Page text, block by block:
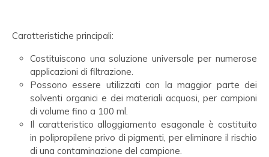
Caratteristiche principali:
Costituiscono una soluzione universale per numerose
applicazioni di filtrazione.
Possono essere utilizzati con la maggior parte dei
solventi organici e dei materiali acquosi, per campioni
di volume fino a 100 ml.
Il caratteristico alloggiamento esagonale è costituito
in polipropilene privo di pigmenti, per eliminare il rischio
di una contaminazione del campione.